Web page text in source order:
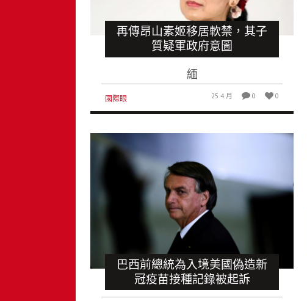
再傳昂山素姬移居軟禁，其子
質疑軍政府意圖
緬
國際眼 25 4 月 0 0
巴西前總統為入境美國偽造新
冠疫苗接種記錄被起訴